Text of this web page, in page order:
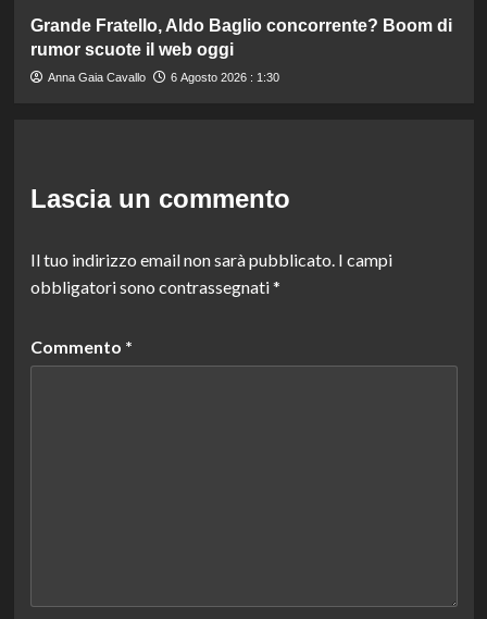
Grande Fratello, Aldo Baglio concorrente? Boom di
rumor scuote il web oggi
Anna Gaia Cavallo 6 Agosto 2026 : 1:30
Lascia un commento
Il tuo indirizzo email non sarà pubblicato. I campi
obbligatori sono contrassegnati*
Commento *